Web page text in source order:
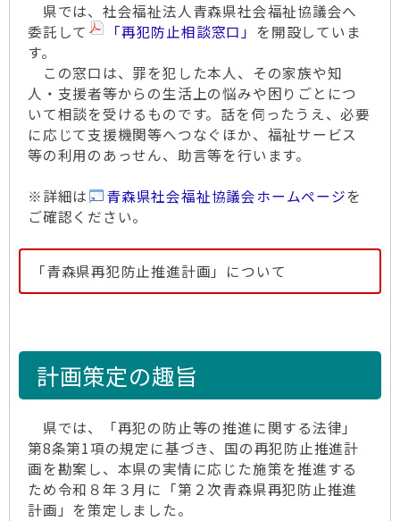
県では、社会福祉法人青森県社会福祉協議会へ
委託して
「再犯防止相談窓口」 を開設していま
す。
この窓口は、罪を犯した本人、その家族や知
人・支援者等からの生活上の悩みや困りごとにつ
いて相談を受けるものです。話を伺ったうえ、必要
に応じて支援機関等へつなぐほか、福祉サービス
等の利用のあっせん、助言等を行います。
※詳細は
青森県社会福祉協議会ホームページを
ご確認ください。
「青森県再犯防止推進計画」について
計画策定の趣旨
県では、「再犯の防止等の推進に関する法律」
第8条第1項の規定に基づき、国の再犯防止推進計
画を勘案し、本県の実情に応じた施策を推進する
ため令和８年３月に「第２次青森県再犯防止推進
計画」を策定しました。